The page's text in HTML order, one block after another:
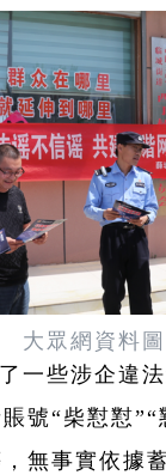
大眾網資料圖
一些涉企違
號“柴懟懟”“
無事實依據